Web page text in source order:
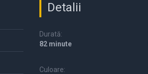
Detalii
Durată:
82 minute
Culoare: